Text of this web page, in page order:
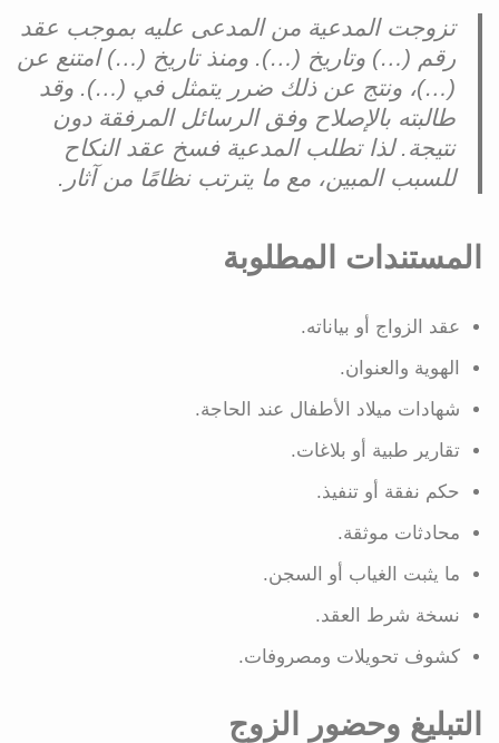
تزوجت المدعية من المدعى عليه بموجب عقد
رقم (…) وتاريخ (…). ومنذ تاريخ (…) امتنع عن
(…)، ونتج عن ذلك ضرر يتمثل في (…). وقد
طالبته بالإصلاح وفق الرسائل المرفقة دون
نتيجة. لذا تطلب المدعية فسخ عقد النكاح
للسبب المبين، مع ما يترتب نظامًا من آثار.
المستندات المطلوبة
عقد الزواج أو بياناته.
الهوية والعنوان.
شهادات ميلاد الأطفال عند الحاجة.
تقارير طبية أو بلاغات.
حكم نفقة أو تنفيذ.
محادثات موثقة.
ما يثبت الغياب أو السجن.
نسخة شرط العقد.
كشوف تحويلات ومصروفات.
التبليغ وحضور الزوج